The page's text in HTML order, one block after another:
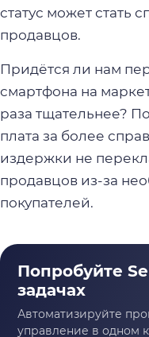
статус может стать
продавцов.
Придётся ли нам
смартфона на
раза тщательнее?
плата за более
издержки не
продавцов из-за
покупателей.